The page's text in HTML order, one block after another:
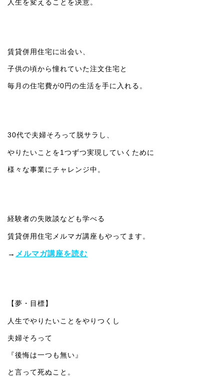
人生を変えることを決意。
賃貸併用住宅に出会い、
子供の頃から憧れていた注文住宅と
毎月の住宅費が0円の生活を手に入れる。
30代で夫婦そろって脱サラし、
やりたいことを1つずつ実現していくために
様々な事業にチャレンジ中。
経験者の失敗談なども学べる
賃貸併用住宅メルマガ講座もやってます。
→ メルマガ講座を読む
【夢・目標】
人生でやりたいことをやりつくし
夫婦そろって
『後悔は一つも無い』
と言って死ぬこと。